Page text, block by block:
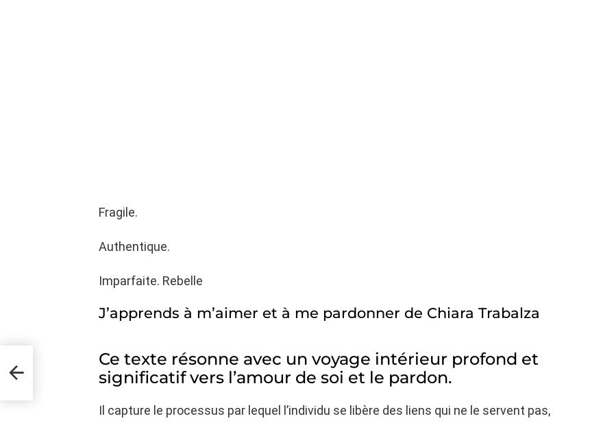
Fragile.
Authentique.
Imparfaite. Rebelle
J’apprends à m’aimer et à me pardonner de Chiara Trabalza
Ce texte résonne avec un voyage intérieur profond et
significatif vers l’amour de soi et le pardon.
Il capture le processus par lequel l’individu se libère des liens qui ne le servent pas,